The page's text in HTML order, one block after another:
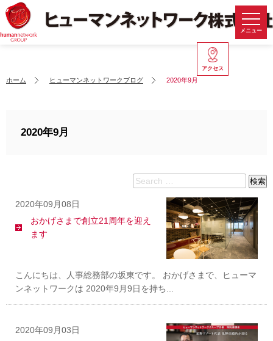
メニュー
アクセス
ホーム ヒューマンネットワークブログ 2020年9月
2020年9月
Search
検索
2020年09月08日
おかげさまで創立21周年を迎え
ます
こんにちは、人事総務部の坂東です。 おかげさまで、ヒューマ
ンネットワークは 2020年9月9日を持ち...
2020年09月03日